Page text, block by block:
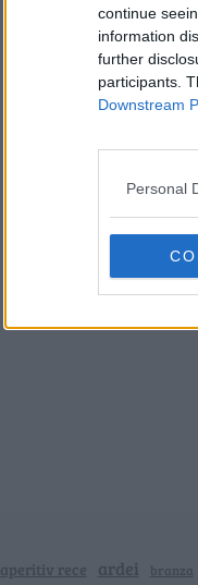
continue
information
further
participants.
Downstream
Personal
aperitiv rece ardei branza